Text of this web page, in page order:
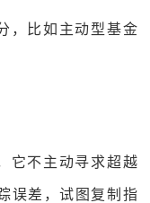
，比如主动型基金
它不主动寻求超越
误差，试图复制指